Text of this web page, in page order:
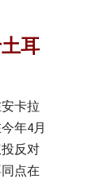
耳
卡拉
年4月
反对
点在